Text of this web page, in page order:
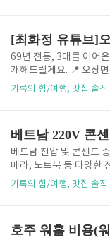
문 부부의 손길이 담긴
의 서울 남대문에 자리
시간: 11:00 - 20:50라스
없음 서령 주차 정보 주
원, 추가 30분당 2,000
69년 전통, 3대를 이어
개해드릴게요. 📍 오장
냉면을 논할 때 빠지지
위치 및 영업시간🏠 주
대문역사문화공원역 6
- 20:00브레이크타임
바로가기 📌 휴무 안내
무: 방문 전 매장 문의
기록의 힘/여행, 맛집 솔직
베트남 전압 및 콘센트
메라, 노트북 등 다양한
센트 정보를 미리 확인
있어요. 그러나 주파수
기록의 힘/여행, 맛집 솔직
호주 워홀 비용(